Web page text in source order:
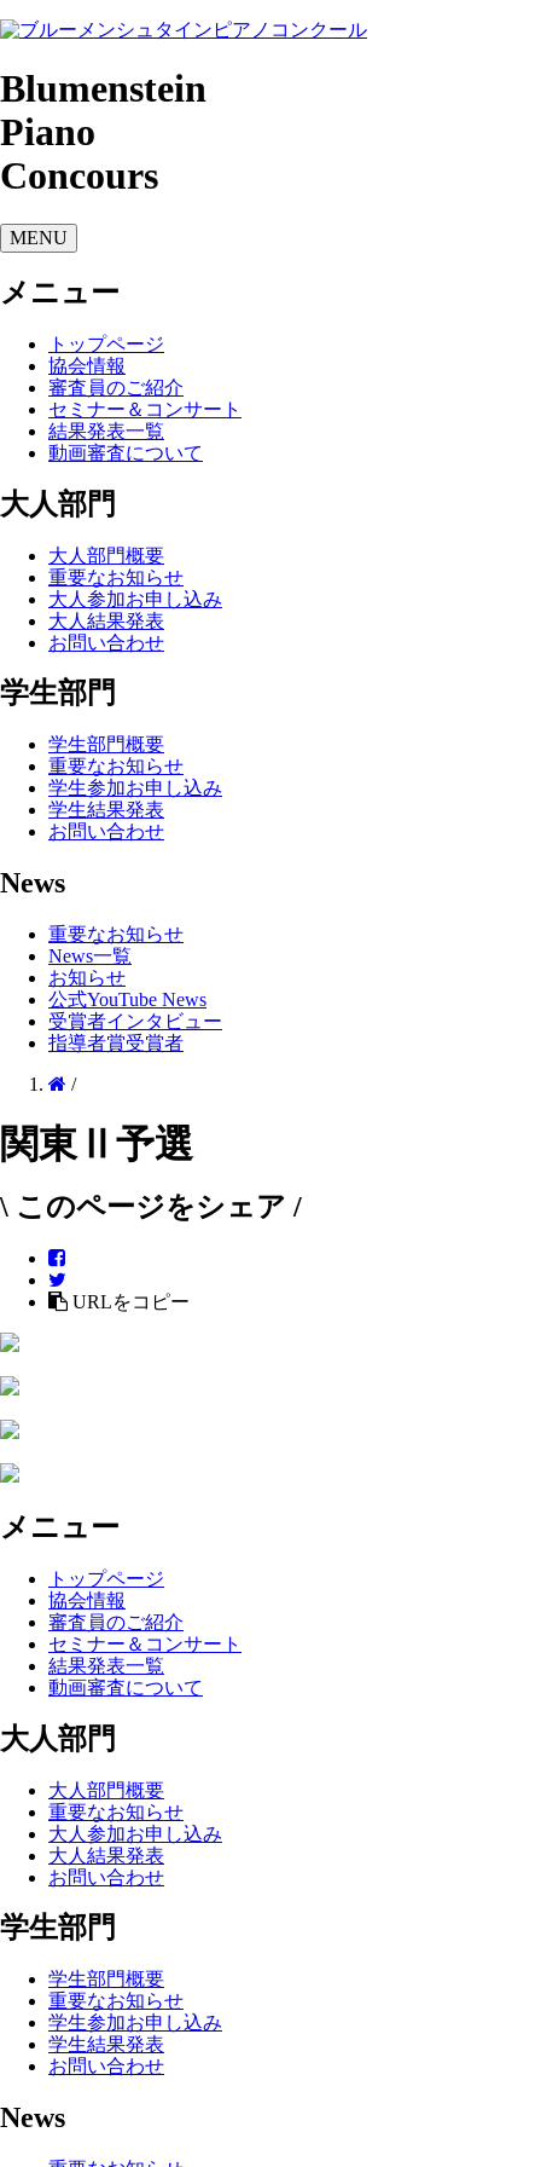
Blumenstein
Piano
Concours
MENU
メニュー
トップページ
協会情報
審査員のご紹介
セミナー＆コンサート
結果発表一覧
動画審査について
大人部門
大人部門概要
重要なお知らせ
大人参加お申し込み
大人結果発表
お問い合わせ
学生部門
学生部門概要
重要なお知らせ
学生参加お申し込み
学生結果発表
お問い合わせ
News
重要なお知らせ
News一覧
お知らせ
公式YouTube News
受賞者インタビュー
指導者賞受賞者
/
関東Ⅱ予選
\ このページをシェア /
URLをコピー
メニュー
トップページ
協会情報
審査員のご紹介
セミナー＆コンサート
結果発表一覧
動画審査について
大人部門
大人部門概要
重要なお知らせ
大人参加お申し込み
大人結果発表
お問い合わせ
学生部門
学生部門概要
重要なお知らせ
学生参加お申し込み
学生結果発表
お問い合わせ
News